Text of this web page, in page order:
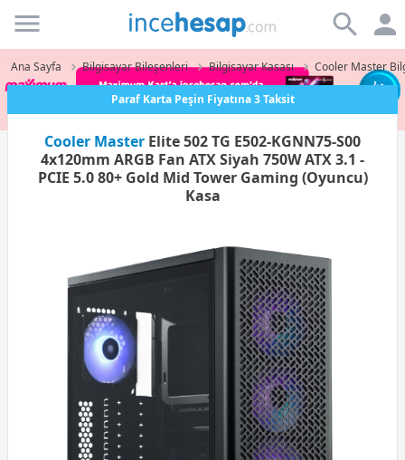
Incehesap
Ana Sayfa Bilgisayar Bileşenleri Bilgisayar Kasası Cooler Master
Paraf Karta Peşin Fiyatına 3 Taksit
Cooler Master Elite 502 TG E502-KGNN75-S00
4x120mm ARGB Fan ATX Siyah 750W ATX 3.1 -
PCIE 5.0 80+ Gold Mid Tower Gaming (Oyuncu)
Kasa